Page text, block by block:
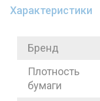
Характеристики
Бренд
Плотность
бумаги